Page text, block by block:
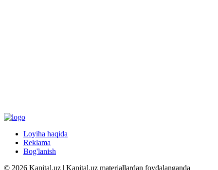
Loyiha haqida
Reklama
Bog'lanish
© 2026 Kapital.uz | Kapital.uz materiallardan foydalanganda